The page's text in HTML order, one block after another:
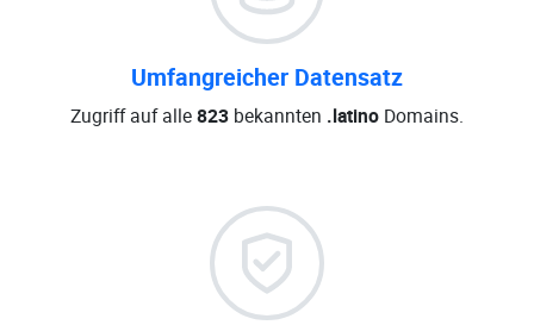
Umfangreicher Datensatz
Zugriff auf alle823 bekannten .latino Domains.